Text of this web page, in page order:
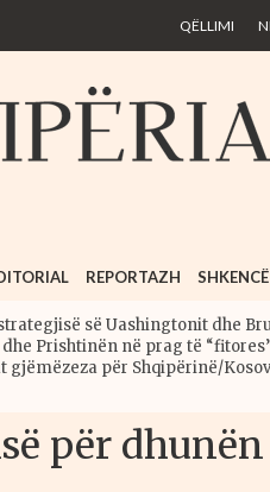
main
content
QËLLIMI
REPORTAZH SHKENCË
së Uashingtonit dhe
Prishtinën në prag të
gjëmëzeza për Shqipërinë/
për